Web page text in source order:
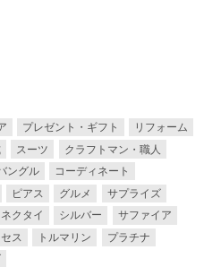
プレゼント・ギフト
リフォーム
スーツ
クラフトマン・職人
ングル
コーディネート
ピアス グルメ
サプライズ
ネクタイ シルバー
サファイア
ス トルマリン
プラチナ